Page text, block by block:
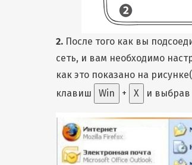
2. После того как вы
сеть, и вам необходимо
как это показано на
клавиш
Win + X и выбрав